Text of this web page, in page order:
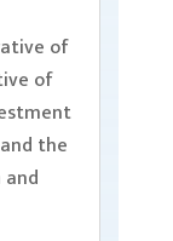
of
of
the